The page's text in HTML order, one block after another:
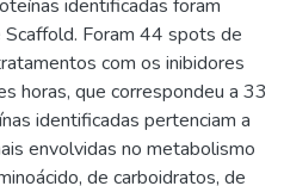
identificadas foram
Foram 44 spots de
com os inibidores
horas, que correspondeu a 33
identificadas pertenciam a
envolvidas no metabolismo
de carboidratos, de